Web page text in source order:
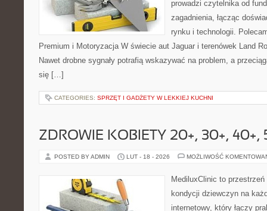
prowadzi czytelnika od
zagadnienia, łącząc
rynku i technologii.
Premium i Motoryzacja W świecie aut Jaguar i terenówek Land
Nawet drobne sygnały potrafią wskazywać na problem, a
się […]
CATEGORIES: SPRZĘT I GADŻETY W LEKKIEJ KUCHNI
ZDROWIE KOBIETY 20+, 30+, 40+,
POSTED BY ADMIN LUT - 18 - 2026 MOŻLIWOŚĆ
MediluxClinic to
kondycji dziewczyn na
internetowy, który łączy